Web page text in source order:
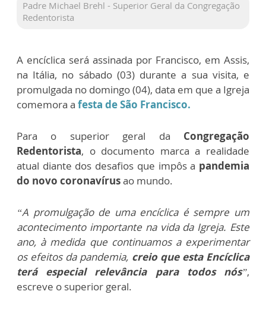
Padre Michael Brehl - Superior Geral da Congregação
Redentorista
A encíclica será assinada por Francisco, em Assis,
na Itália, no sábado (03) durante a sua visita, e
promulgada no domingo (04), data em que a Igreja
comemora a festa de São Francisco.
Para o superior geral da Congregação
Redentorista, o documento marca a realidade
atual diante dos desafios que impôs a pandemia
do novo coronavírusao mundo.
“A promulgação de uma encíclica é sempre um
acontecimento importante na vida da Igreja. Este
ano, à medida que continuamos a experimentar
os efeitos da pandemia, creio que esta Encíclica
terá especial relevância para todos nós”,
escreve o superior geral.